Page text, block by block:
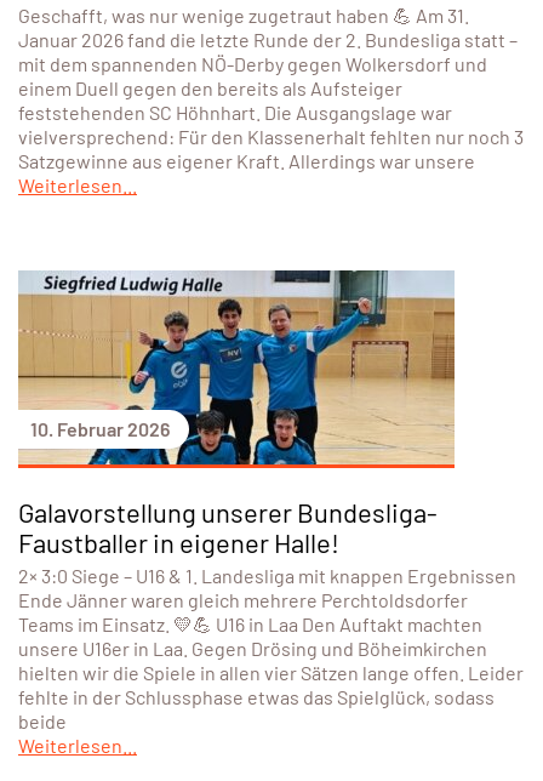
Geschafft, was nur wenige zugetraut haben 💪 Am 31.
Januar 2026 fand die letzte Runde der 2. Bundesliga statt –
mit dem spannenden NÖ-Derby gegen Wolkersdorf und
einem Duell gegen den bereits als Aufsteiger
feststehenden SC Höhnhart. Die Ausgangslage war
vielversprechend: Für den Klassenerhalt fehlten nur noch 3
Satzgewinne aus eigener Kraft. Allerdings war unsere
Weiterlesen...
10. Februar 2026
Galavorstellung unserer Bundesliga-
Faustballer in eigener Halle!
2× 3:0 Siege – U16 & 1. Landesliga mit knappen Ergebnissen
Ende Jänner waren gleich mehrere Perchtoldsdorfer
Teams im Einsatz. 💛💪 U16 in Laa Den Auftakt machten
unsere U16er in Laa. Gegen Drösing und Böheimkirchen
hielten wir die Spiele in allen vier Sätzen lange offen. Leider
fehlte in der Schlussphase etwas das Spielglück, sodass
beide
Weiterlesen...